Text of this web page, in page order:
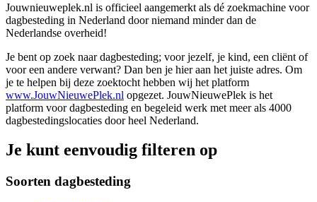
Jouwnieuweplek.nl is officieel aangemerkt als dé zoekmachine voor
dagbesteding in Nederland door niemand minder dan de
Nederlandse overheid!
Je bent op zoek naar dagbesteding; voor jezelf, je kind, een cliënt of
voor een andere verwant? Dan ben je hier aan het juiste adres. Om
je te helpen bij deze zoektocht hebben wij het platform
www.JouwNieuwePlek.nl opgezet. JouwNieuwePlek is het
platform voor dagbesteding en begeleid werk met meer als 4000
dagbestedingslocaties door heel Nederland.
Je kunt eenvoudig filteren op
Soorten dagbesteding